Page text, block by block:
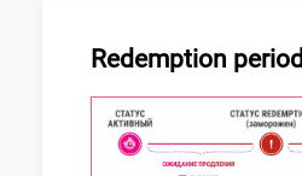
Redemption period